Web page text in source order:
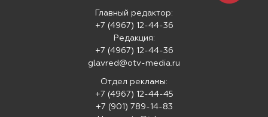
Главный редактор:
+7 (4967) 12-44-36
Редакция:
+7 (4967) 12-44-36
glavred@otv-media.ru
Отдел рекламы:
+7 (4967) 12-44-45
+7 (901) 789-14-83